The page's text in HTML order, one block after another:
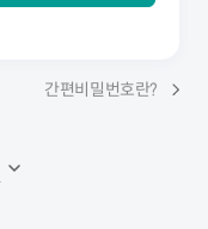
간편비밀번호란?